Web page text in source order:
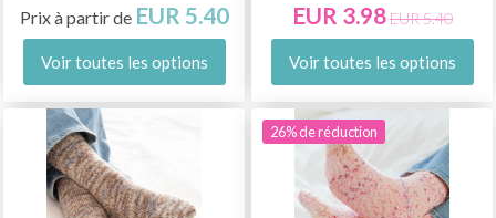
Prix à partir de EUR 5.40
Voir toutes les options
EUR 3.98EUR 5.40
Voir toutes les options
26% de réduction